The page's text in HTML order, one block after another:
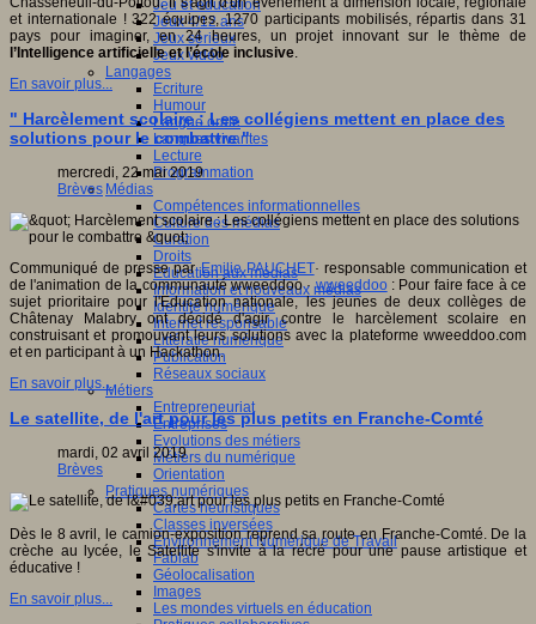
Jeu et éducation
Jeux 4/12 ans
Jeux sérieux
Jeux vidéo
Langages
Ecriture
Humour
Langue orale
Langues vivantes
Lecture
Programmation
Médias
Compétences informationnelles
Culture des médias
Curation
Droits
Education aux médias
Information et nouveaux médias
Identité numérique
Internet responsable
Littératie numérique
Publication
Réseaux sociaux
Métiers
Entrepreneuriat
Entreprises
Evolutions des métiers
Métiers du numérique
Orientation
Pratiques numériques
Cartes heuristiques
Classes inversées
Environnement Numérique de Travail
Fablab
Géolocalisation
Images
Les mondes virtuels en éducation
et internationale ! 322 équipes, 1270 participants mobilisés, répartis dans 31
pays pour imaginer, en 24 heures, un projet innovant sur le thème de
l’Intelligence artificielle et l’école inclusive.
En savoir plus...
" Harcèlement scolaire : Les collégiens mettent en place des
solutions pour le combattre "
mercredi, 22 mai 2019
Brèves
Communiqué de presse parEmilie PAUCHET· responsable communication et
de l'animation de la communauté wweeddoo· wweeddoo : Pour faire face à ce
sujet prioritaire pour l'Education nationale, les jeunes de deux collèges de
Châtenay Malabry ont décidé d'agir contre le harcèlement scolaire en
construisant et promouvant leurs solutions avec la plateforme wweeddoo.com
et en participant à un Hackathon.
En savoir plus...
Le satellite, de l'art pour les plus petits en Franche-Comté
mardi, 02 avril 2019
Brèves
Dès le 8 avril, le camion-exposition reprend sa route en Franche-Comté. De la
crèche au lycée, le Satellite s'invite à la récré pour une pause artistique et
éducative !
En savoir plus...